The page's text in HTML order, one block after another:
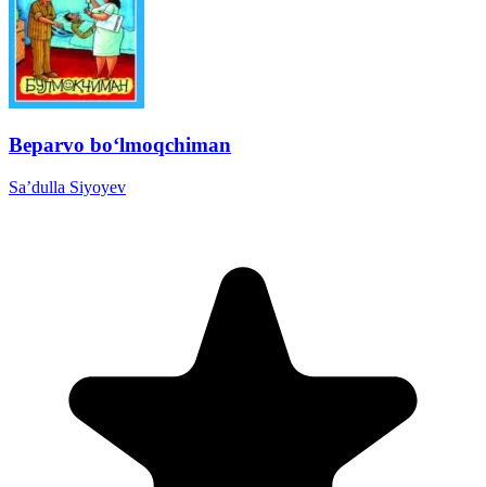
Beparvo bo‘lmoqchiman
Sa’dulla Siyoyev